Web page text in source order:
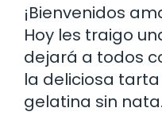
¡Bienvenidos
Hoy les traigo
dejará a todos
la deliciosa
gelatina sin nata.